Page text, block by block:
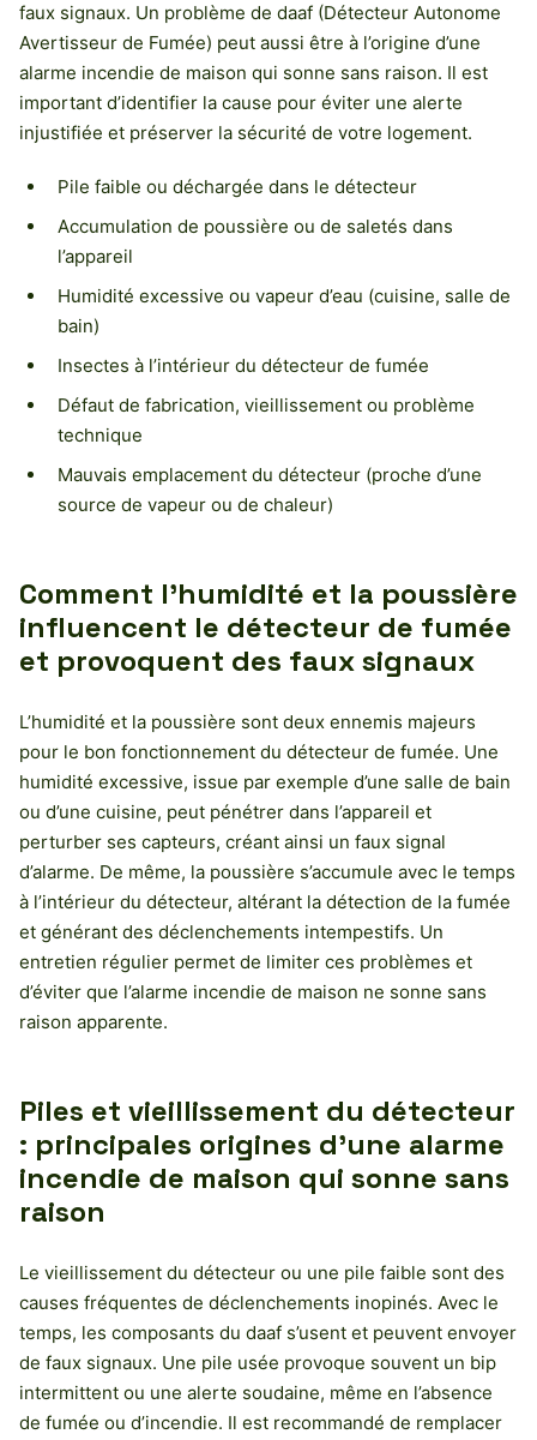
faux signaux. Un problème de daaf (Détecteur Autonome
Avertisseur de Fumée) peut aussi être à l’origine d’une
alarme incendie de maison qui sonne sans raison. Il est
important d’identifier la cause pour éviter une alerte
injustifiée et préserver la sécurité de votre logement.
Pile faible ou déchargée dans le détecteur
Accumulation de poussière ou de saletés dans
l’appareil
Humidité excessive ou vapeur d’eau (cuisine, salle de
bain)
Insectes à l’intérieur du détecteur de fumée
Défaut de fabrication, vieillissement ou problème
technique
Mauvais emplacement du détecteur (proche d’une
source de vapeur ou de chaleur)
Comment l’humidité et la poussière
influencent le détecteur de fumée
et provoquent des faux signaux
L’humidité et la poussière sont deux ennemis majeurs
pour le bon fonctionnement du détecteur de fumée. Une
humidité excessive, issue par exemple d’une salle de bain
ou d’une cuisine, peut pénétrer dans l’appareil et
perturber ses capteurs, créant ainsi un faux signal
d’alarme. De même, la poussière s’accumule avec le temps
à l’intérieur du détecteur, altérant la détection de la fumée
et générant des déclenchements intempestifs. Un
entretien régulier permet de limiter ces problèmes et
d’éviter que l’alarme incendie de maison ne sonne sans
raison apparente.
Piles et vieillissement du détecteur
: principales origines d’une alarme
incendie de maison qui sonne sans
raison
Le vieillissement du détecteur ou une pile faible sont des
causes fréquentes de déclenchements inopinés. Avec le
temps, les composants du daaf s’usent et peuvent envoyer
de faux signaux. Une pile usée provoque souvent un bip
intermittent ou une alerte soudaine, même en l’absence
de fumée ou d’incendie. Il est recommandé de remplacer